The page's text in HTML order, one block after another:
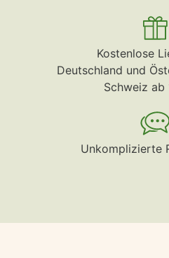
Kostenlose
Deutschland und
Schweiz ab
Unkomplizierte